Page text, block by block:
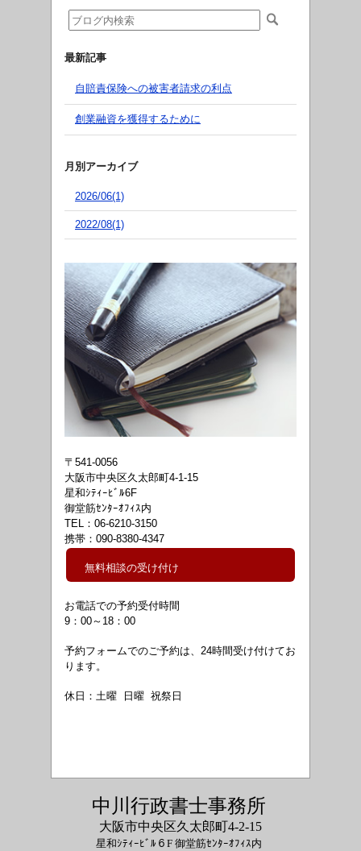
最新記事
自賠責保険への被害者請求の利点
創業融資を獲得するために
月別アーカイブ
2026/06(1)
2022/08(1)
〒541-0056
大阪市中央区久太郎町4-1-15
星和ｼﾃｨｰﾋﾞﾙ6F
御堂筋ｾﾝﾀｰｵﾌｨｽ内
TEL：06-6210-3150
携帯：090-8380-4347
無料相談の受け付け
お電話での予約受付時間
9：00～18 ：00
予約フォームでのご予約は、24時間受け付けてお
ります。
休日：土曜 日曜 祝祭日
中川行政書士事務所
大阪市中央区久太郎町4-2-15
星和ｼﾃｨｰﾋﾞﾙ６F 御堂筋ｾﾝﾀｰｵﾌｨｽ内